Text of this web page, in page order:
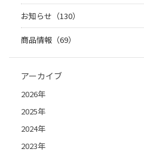
お知らせ（130）
商品情報（69）
アーカイブ
2026年
2025年
2024年
2023年